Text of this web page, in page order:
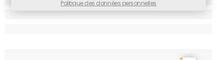
Politique des données personnelles